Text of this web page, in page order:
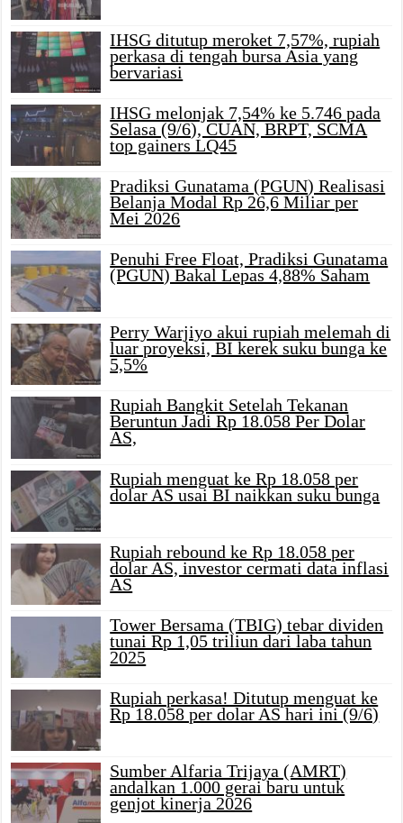
IHSG ditutup meroket 7,57%, rupiah
perkasa di tengah bursa Asia yang
bervariasi
IHSG melonjak 7,54% ke 5.746 pada
Selasa (9/6), CUAN, BRPT, SCMA
top gainers LQ45
Pradiksi Gunatama (PGUN) Realisasi
Belanja Modal Rp 26,6 Miliar per
Mei 2026
Penuhi Free Float, Pradiksi Gunatama
(PGUN) Bakal Lepas 4,88% Saham
Perry Warjiyo akui rupiah melemah di
luar proyeksi, BI kerek suku bunga ke
5,5%
Rupiah Bangkit Setelah Tekanan
Beruntun Jadi Rp 18.058 Per Dolar
AS,
Rupiah menguat ke Rp 18.058 per
dolar AS usai BI naikkan suku bunga
Rupiah rebound ke Rp 18.058 per
dolar AS, investor cermati data inflasi
AS
Tower Bersama (TBIG) tebar dividen
tunai Rp 1,05 triliun dari laba tahun
2025
Rupiah perkasa! Ditutup menguat ke
Rp 18.058 per dolar AS hari ini (9/6)
Sumber Alfaria Trijaya (AMRT)
andalkan 1.000 gerai baru untuk
genjot kinerja 2026